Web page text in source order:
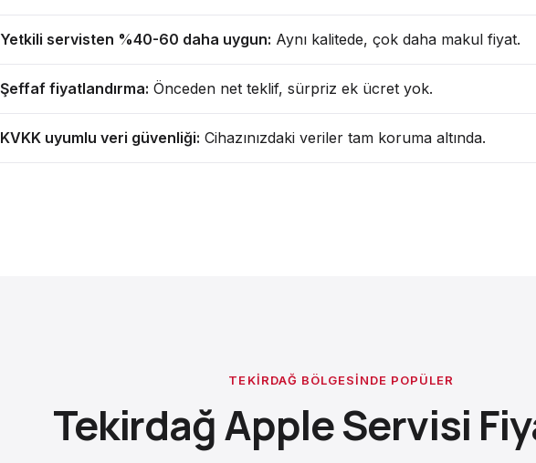
Yetkili servisten %40-60 daha uygun: Aynı kalitede, çok daha makul fiyat.
Şeffaf fiyatlandırma: Önceden net teklif, sürpriz ek ücret yok.
KVKK uyumlu veri güvenliği: Cihazınızdaki veriler tam koruma altında.
TEKIRDAĞ BÖLGESINDE POPÜLER
Tekirdağ Apple Servisi